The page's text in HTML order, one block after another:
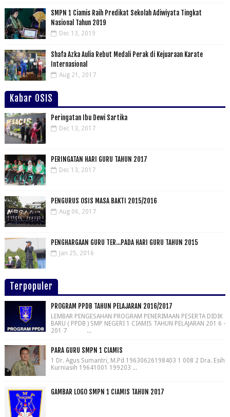
SMPN 1 Ciamis Raih Predikat Sekolah Adiwiyata Tingkat
Nasional Tahun 2019
Dec 13, 2019
Shafa Azka Aulia Rebut Medali Perak di Kejuaraan Karate
Internasional
Aug 21, 2017
Kabar OSIS
Peringatan Ibu Dewi Sartika
Dec 13, 2017
PERINGATAN HARI GURU TAHUN 2017
Dec 13, 2017
PENGURUS OSIS MASA BAKTI 2015/2016
Aug 06, 2017
PENGHARGAAN GURU TER...PADA HARI GURU TAHUN 2015
Jan 25, 2016
Terpopuler
PROGRAM PPDB TAHUN PELAJARAN 2016/2017
LEMBAR PENGESAHAN PROGRAM PENERIMAAN PESERTA DIDIK
BARU ( PPDB ) SMP NEGERI 1 CIAMIS TAHUN PELAJARAN 201 6 -
201 7 ...
PARA GURU SMPN 1 CIAMIS
1 Dr. Agus Sumantri, M.Pd 19630626198403 1 008 2 Dra. Esih
Kurniasih 19641001 199203 ...
GAMBAR LOGO SMPN 1 CIAMIS TAHUN 2017